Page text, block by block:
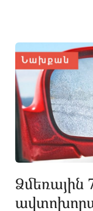
Ձմեռային